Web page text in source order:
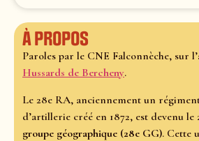
À propos
Paroles par le CNE Falconnèche, sur
Hussards de Bercheny.
Le 28e RA, anciennement un
d’artillerie créé en 1872, est devenu le
groupe géographique (28e GG). Cette